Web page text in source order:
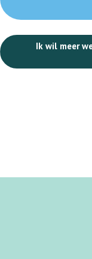
Ik wil meer